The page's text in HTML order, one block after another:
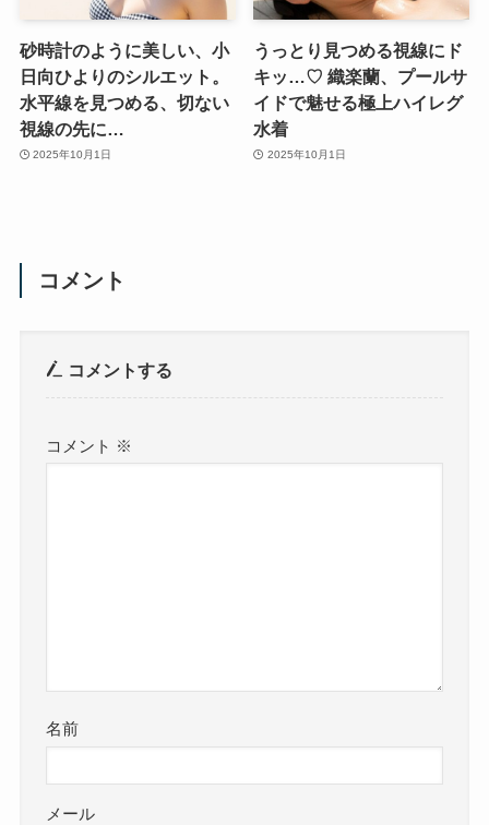
砂時計のように美しい、小
日向ひよりのシルエット。
水平線を見つめる、切ない
視線の先に…
2025年10月1日
うっとり見つめる視線にド
キッ…♡ 織楽蘭、プールサ
イドで魅せる極上ハイレグ
水着
2025年10月1日
コメント
コメントする
コメント ※
名前
メール